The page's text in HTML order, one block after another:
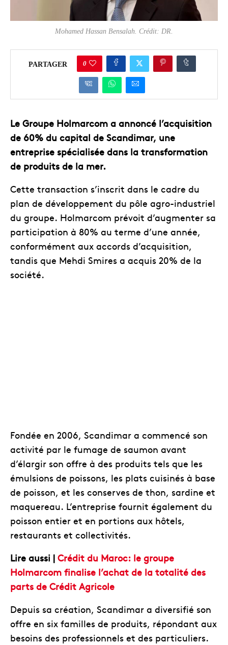
Mohamed Hassan Bensalah. Crédit: DR.
PARTAGER 0
Le Groupe Holmarcom a annoncé l’acquisition
de 60% du capital de Scandimar, une
entreprise spécialisée dans la transformation
de produits de la mer.
Cette transaction s’inscrit dans le cadre du
plan de développement du pôle agro-industriel
du groupe. Holmarcom prévoit d’augmenter sa
participation à 80% au terme d’une année,
conformément aux accords d’acquisition,
tandis que Mehdi Smires a acquis 20% de la
société.
Fondée en 2006, Scandimar a commencé son
activité par le fumage de saumon avant
d’élargir son offre à des produits tels que les
émulsions de poissons, les plats cuisinés à base
de poisson, et les conserves de thon, sardine et
maquereau. L’entreprise fournit également du
poisson entier et en portions aux hôtels,
restaurants et collectivités.
Lire aussi | Crédit du Maroc: le groupe
Holmarcom finalise l’achat de la totalité des
parts de Crédit Agricole
Depuis sa création, Scandimar a diversifié son
offre en six familles de produits, répondant aux
besoins des professionnels et des particuliers.